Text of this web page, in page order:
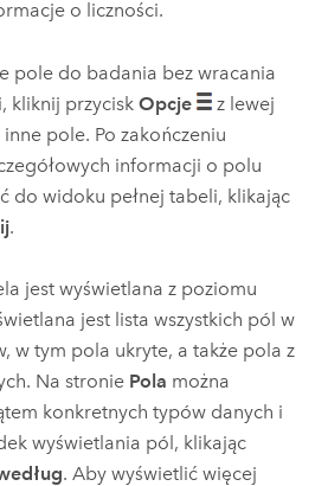
o liczności.
pole do badania bez wracania
kliknij przyciskOpcje
z lewej
pole. Po zakończeniu
informacji o polu
do widoku pełnej tabeli, klikając
.
jest wyświetlana z poziomu
jest lista wszystkich pól w
w tym pola ukryte, a także pola z
Na stronie Pola można
konkretnych typów danych i
wyświetlania pól, klikając
. Aby wyświetlić więcej